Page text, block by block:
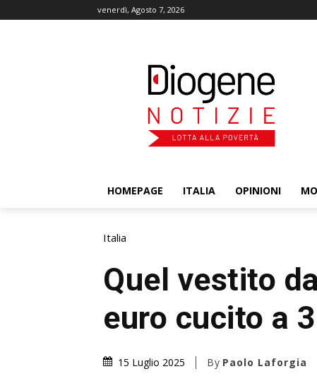
venerdì, Agosto 7, 2026
HOMEPAGE ITALIA OPINIONI
Italia
Quel vestito
euro cucito a
15 Luglio 2025 By Paolo Laforgia